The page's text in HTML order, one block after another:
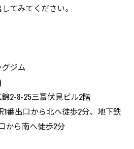
てみてください。
ジム
2-8-25三富伏見ビル2階
1番出口から北へ徒歩2分、地下鉄
から南へ徒歩2分